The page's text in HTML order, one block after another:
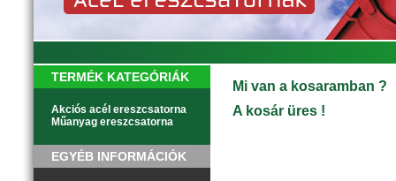
TERMÉK KATEGÓRIÁK
Akciós acél ereszcsatorna
Műanyag ereszcsatorna
EGYÉB INFORMÁCIÓK
Mi van a kosaramban ?
A kosár üres !